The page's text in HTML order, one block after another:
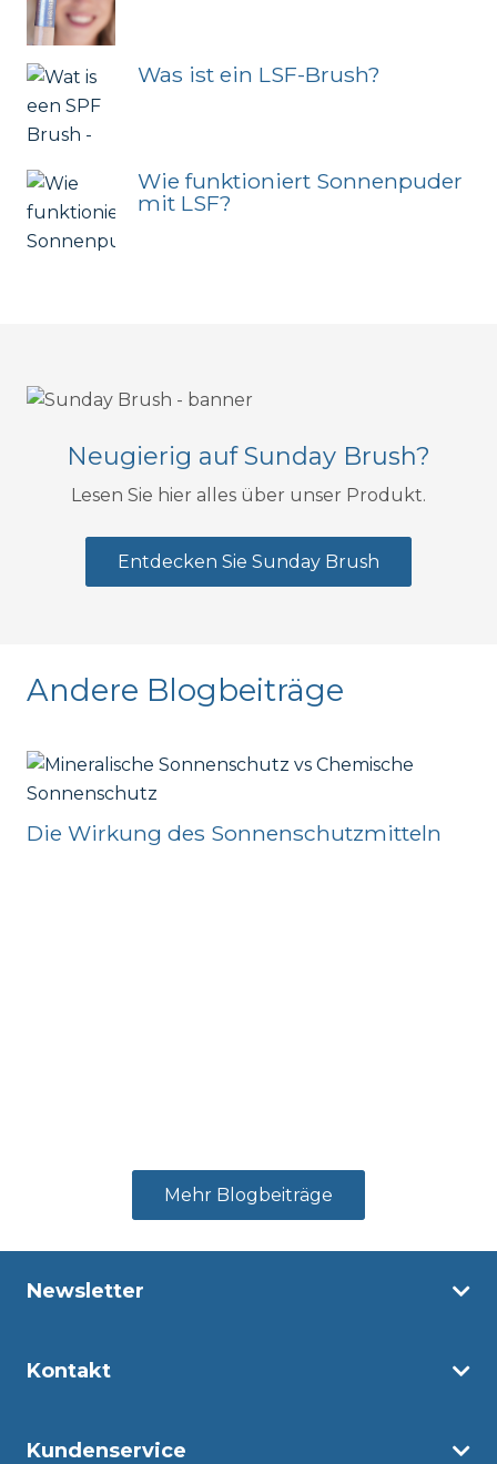
Was ist ein LSF-Brush?
Wie funktioniert Sonnenpuder
mit LSF?
Neugierig auf Sunday Brush?
Lesen Sie hier alles über unser Produkt.
Entdecken Sie Sunday Brush
Andere Blogbeiträge
Die Wirkung des Sonnenschutzmitteln
Mehr Blogbeiträge
Newsletter
Kontakt
Kundenservice